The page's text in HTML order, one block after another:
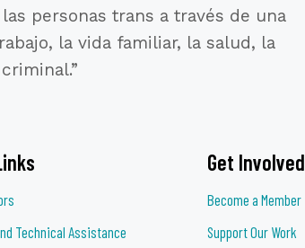
personas trans a través de una
la vida familiar, la salud, la
Technical Assistance
Get Involved
Become a Member
Support Our Work